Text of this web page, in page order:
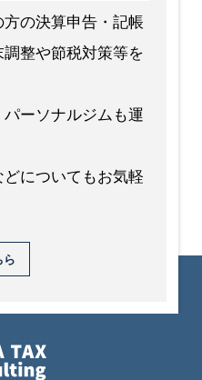
の決算申告・記帳
整や節税対策等を
ーソナルジムも運
についてもお気軽
ら